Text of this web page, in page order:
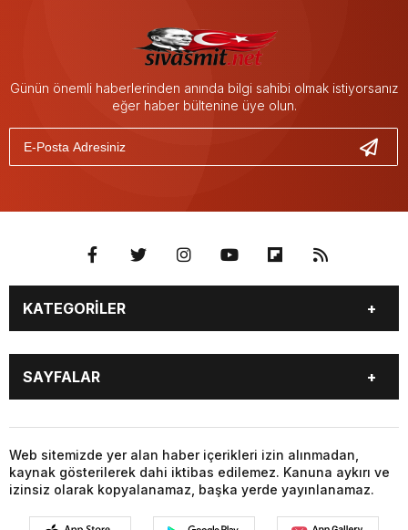
Günün önemli haberlerinden anında bilgi sahibi olmak istiyorsanız
eğer haber bültenine üye olun.
KATEGORİLER
BİYOGRAFİLER
DÜNYA
EĞİTİM
FOTO GALERİ
Genel
GÜNDEM
KÜLTÜR SANAT
MAGAZİN
SAĞLIK
SİYASET
SPOR
SAYFALAR
EĞİTİM
EKONOMİ
FOTO GALERİ
Genel
GÜNDEM
KÜLTÜR SANAT
MAGAZİN
SAĞLIK
Web sitemizde yer alan haber içerikleri izin alınmadan,
kaynak gösterilerek dahi iktibas edilemez. Kanuna aykırı ve
izinsiz olarak kopyalanamaz, başka yerde yayınlanamaz.